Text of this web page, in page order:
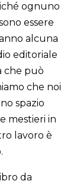
ognuno
essere
alcuna
editoriale
che può
che noi
spazio
mestieri in
lavoro è
da